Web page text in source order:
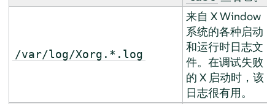
/var/log/Xorg.*.log
来自 X Window
系统的各种启动
和运行时日志文
件。在调试失败
的 X 启动时，该
日志很有用。